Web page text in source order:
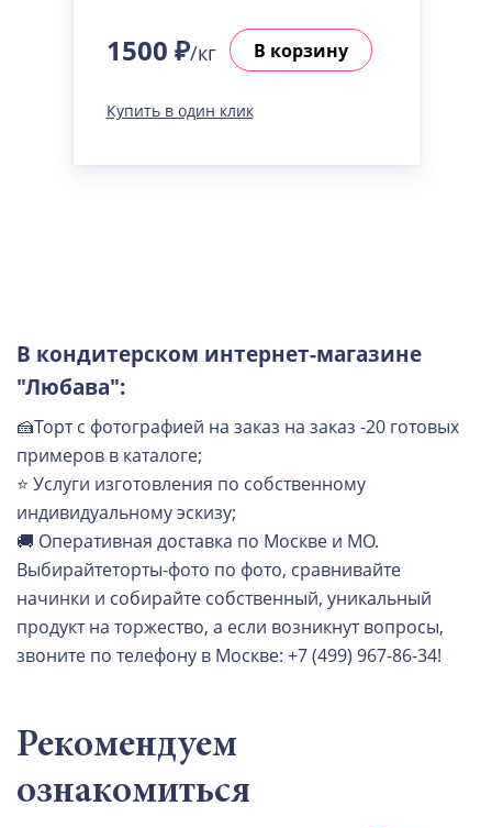
1500 ₽/кг В корзину
Купить в один клик
В кондитерском интернет-магазине
"Любава":
🍰Торт с фотографией на заказ на заказ -20 готовых
примеров в каталоге;
⭐ Услуги изготовления по собственному
индивидуальному эскизу;
🚚 Оперативная доставка по Москве и МО.
Выбирайтеторты-фото по фото, сравнивайте
начинки и собирайте собственный, уникальный
продукт на торжество, а если возникнут вопросы,
звоните по телефону в Москве: +7 (499) 967-86-34!
Рекомендуем
ознакомиться